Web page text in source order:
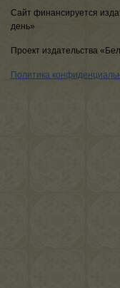
Сайт финансируется
день»
Проект издательства
Политика